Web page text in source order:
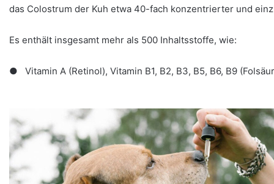
das Colostrum der Kuh etwa 40-fach konzentrierter und
Es enthält insgesamt mehr als 500 Inhaltsstoffe, wie:
● Vitamin A (Retinol), Vitamin B1, B2, B3, B5, B6, B9